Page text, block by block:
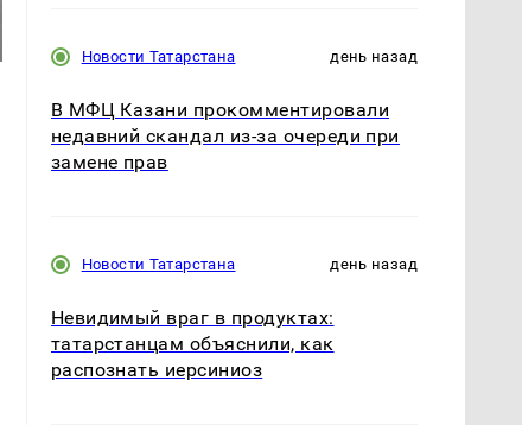
Новости Татарстана день назад
В МФЦ Казани прокомментировали
недавний скандал из-за очереди при
замене прав
Новости Татарстана день назад
Невидимый враг в продуктах:
татарстанцам объяснили, как
распознать иерсиниоз